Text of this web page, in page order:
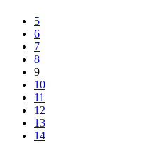
5
6
7
8
9
10
11
12
13
14